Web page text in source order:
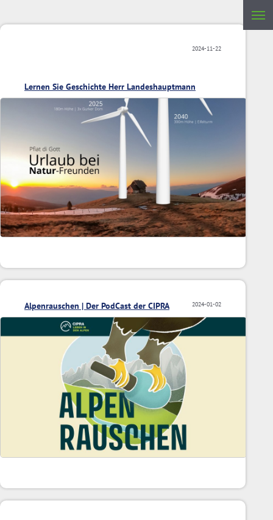
2024-11-22
Lernen Sie Geschichte Herr Landeshauptmann
2024-01-02
Alpenrauschen | Der PodCast der CIPRA